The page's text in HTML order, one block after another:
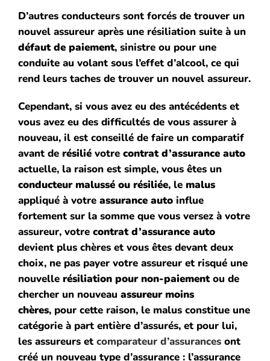
D’autres conducteurs sont forcés de trouver un
nouvel assureur après une résiliation suite à un
défaut de paiement, sinistre ou pour une
conduite au volant sous l’effet d’alcool, ce qui
rend leurs taches de trouver un nouvel assureur.
Cependant, si vous avez eu des antécédents et
vous avez eu des difficultés de vous assurer à
nouveau, il est conseillé de faire un comparatif
avant de résilié votre contrat d’assurance auto
actuelle, la raison est simple, vous êtes un
conducteurmalussé ou résiliée, le malus
appliqué à votre assurance auto influe
fortement sur la somme que vous versez à votre
assureur, votre contrat d’assurance auto
devient plus chères et vous êtes devant deux
choix, ne pas payer votre assureur et risqué une
nouvelle résiliation pour non-paiementou de
chercher un nouveau assureur moins
chères, pour cette raison, le malus constitue une
catégorie à part entière d’assurés, et pour lui,
les assureurs et comparateur d’assurances ont
créé un nouveau type d’assurance : l’assurance